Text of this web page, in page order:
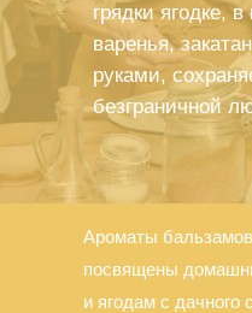
грядки ягодке,
варенья,
руками,
безграничной
Ароматы
посвящены
и ягодам с